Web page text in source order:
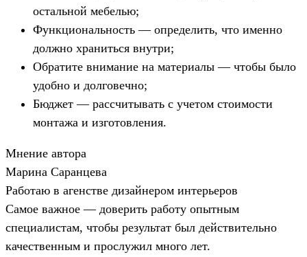
остальной мебелью;
Функциональность — определить, что именно
должно храниться внутри;
Обратите внимание на материалы — чтобы было
удобно и долговечно;
Бюджет — рассчитывать с учетом стоимости
монтажа и изготовления.
Мнение автора
Марина Саранцева
Работаю в агенстве дизайнером интерьеров
Самое важное — доверить работу опытным
специалистам, чтобы результат был действительно
качественным и прослужил много лет.